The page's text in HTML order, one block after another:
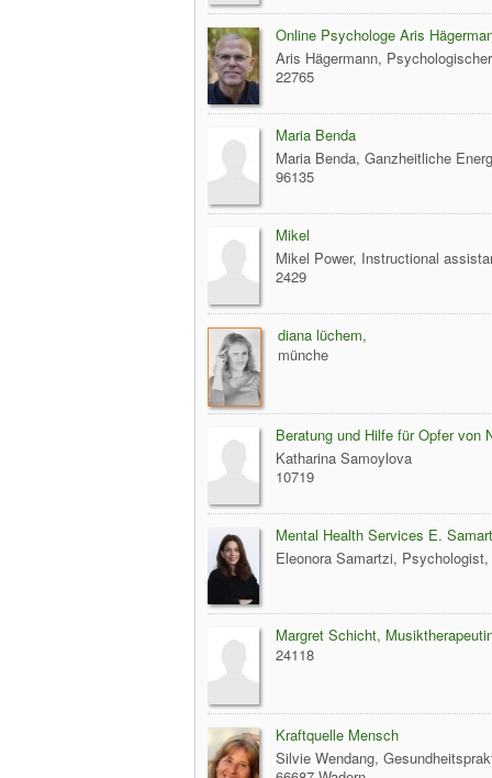
Online Psychologe Aris
Aris Hägermann,
22765
Maria Benda
Maria Benda, Ganzheitliche
96135
Mikel
Mikel Power, Instructional
2429
diana lüchem,
münche
Beratung und Hilfe für Opfer von
Katharina Samoylova
10719
Mental Health Services E.
Eleonora Samartzi,
Margret Schicht,
24118
Kraftquelle Mensch
Silvie Wendang,